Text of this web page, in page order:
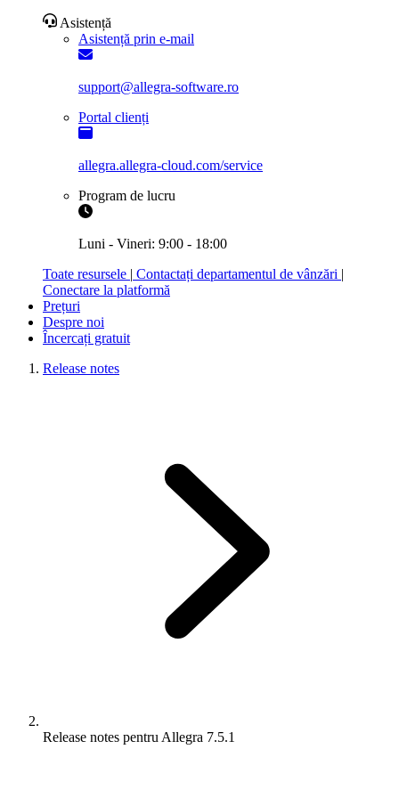
Asistență
Asistență prin e-mail
support@allegra-software.ro
Portal clienți
allegra.allegra-cloud.com/service
Program de lucru
Luni - Vineri: 9:00 - 18:00
Toate resursele | Contactați departamentul de vânzări |
Conectare la platformă
Prețuri
Despre noi
Încercați gratuit
Release notes
Release notes pentru Allegra 7.5.1